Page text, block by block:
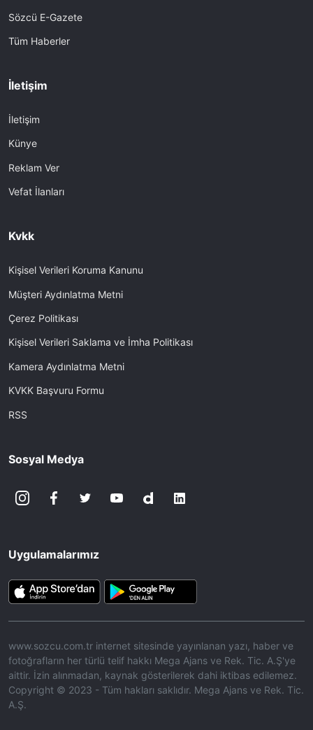
Sözcü E-Gazete
Tüm Haberler
İletişim
İletişim
Künye
Reklam Ver
Vefat İlanları
Kvkk
Kişisel Verileri Koruma Kanunu
Müşteri Aydınlatma Metni
Çerez Politikası
Kişisel Verileri Saklama ve İmha Politikası
Kamera Aydınlatma Metni
KVKK Başvuru Formu
RSS
Sosyal Medya
Uygulamalarımız
www.sozcu.com.tr internet sitesinde yayınlanan yazı, haber ve
fotoğrafların her türlü telif hakkı Mega Ajans ve Rek. Tic. A.Ş'ye
aittir. İzin alınmadan, kaynak gösterilerek dahi iktibas edilemez.
Copyright © 2023 - Tüm hakları saklıdır. Mega Ajans ve Rek. Tic.
A.Ş.